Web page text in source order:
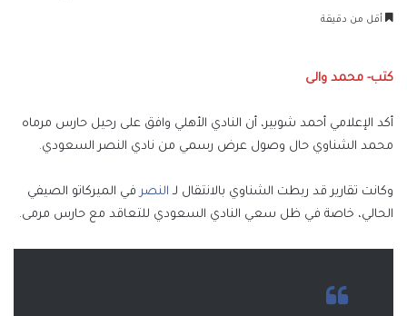
أقل من دقيقة
كتب- محمد والى
أكد الإعلامي أحمد شوبير، أن النادي الأهلي وافق على رحيل حارس مرماه
محمد الشناوي حال وصول عرض رسمي من نادي النصر السعودي.
وكانت تقارير قد ربطت الشناوي بالانتقال لـ النصرفي الميركاتو الصيفي
الحالي، خاصة في ظل سعي النادي السعودي للتعاقد مع حارس مرمى.